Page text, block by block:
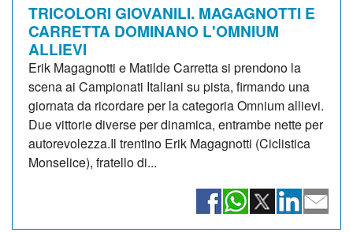
TRICOLORI GIOVANILI. MAGAGNOTTI E
CARRETTA DOMINANO L'OMNIUM
ALLIEVI
Erik Magagnotti e Matilde Carretta si prendono la
scena ai Campionati Italiani su pista, firmando una
giornata da ricordare per la categoria Omnium allievi.
Due vittorie diverse per dinamica, entrambe nette per
autorevolezza.Il trentino Erik Magagnotti (Ciclistica
Monselice), fratello di...